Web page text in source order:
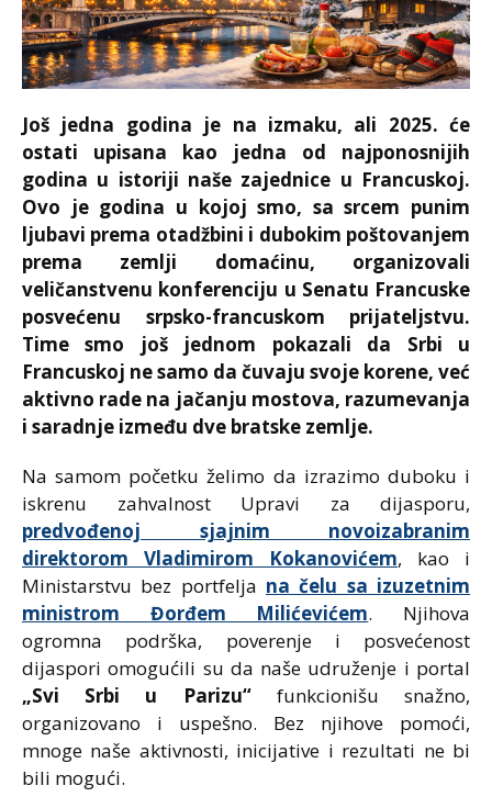
Još jedna godina je na izmaku, ali 2025. će
ostati upisana kao jedna od najponosnijih
godina u istoriji naše zajednice u Francuskoj.
Ovo je godina u kojoj smo, sa srcem punim
ljubavi prema otadžbini i dubokim poštovanjem
prema zemlji domaćinu, organizovali
veličanstvenu konferenciju u Senatu Francuske
posvećenu srpsko-francuskom prijateljstvu.
Time smo još jednom pokazali da Srbi u
Francuskoj ne samo da čuvaju svoje korene, već
aktivno rade na jačanju mostova, razumevanja
i saradnje između dve bratske zemlje.
Na samom početku želimo da izrazimo duboku i
iskrenu zahvalnost Upravi za dijasporu,
predvođenoj sjajnim novoizabranim
direktorom Vladimirom Kokanovićem, kao i
Ministarstvu bez portfelja na čelu sa izuzetnim
ministrom Đorđem Milićevićem. Njihova
ogromna podrška, poverenje i posvećenost
dijaspori omogućili su da naše udruženje i portal
„Svi Srbi u Parizu“funkcionišu snažno,
organizovano i uspešno. Bez njihove pomoći,
mnoge naše aktivnosti, inicijative i rezultati ne bi
bili mogući.